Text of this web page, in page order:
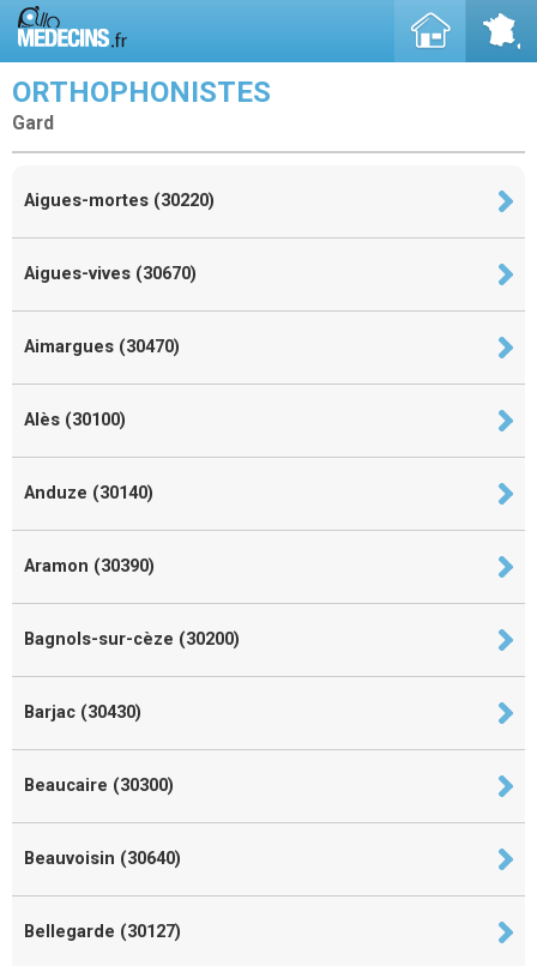
ORTHOPHONISTES
Gard
Aigues-mortes (30220)
Aigues-vives (30670)
Aimargues (30470)
Alès (30100)
Anduze (30140)
Aramon (30390)
Bagnols-sur-cèze (30200)
Barjac (30430)
Beaucaire (30300)
Beauvoisin (30640)
Bellegarde (30127)